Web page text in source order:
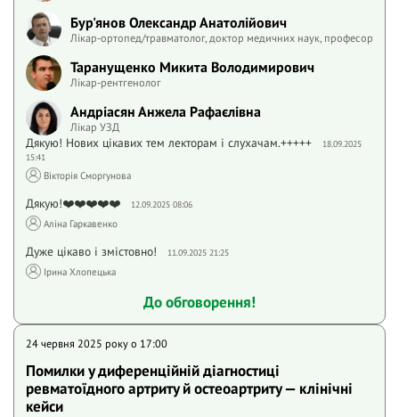
Бур'янов Олександр Анатолійович
Лікар-ортопед/травматолог, доктор медичних наук, професор
Таранущенко Микита Володимирович
Лікар-рентгенолог
Андріасян Анжела Рафаєлівна
Лікар УЗД
Дякую! Нових цікавих тем лекторам і слухачам.+++++
18.09.2025
15:41
Вікторія Сморгунова
Дякую!❤️❤️❤️❤️❤️ 12.09.2025 08:06
Аліна Гаркавенко
Дуже цікаво і змістовно! 11.09.2025 21:25
Ірина Хлопецька
До обговорення!
24 червня 2025 року o 17:00
Помилки у диференційній діагностиці
ревматоїдного артриту й остеоартриту — клінічні
кейси